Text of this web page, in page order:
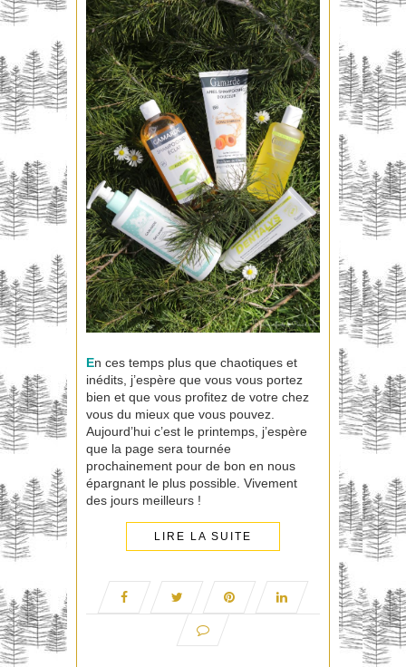
En ces temps plus que chaotiques et
inédits, j’espère que vous vous portez
bien et que vous profitez de votre chez
vous du mieux que vous pouvez.
Aujourd’hui c’est le printemps, j’espère
que la page sera tournée
prochainement pour de bon en nous
épargnant le plus possible. Vivement
des jours meilleurs !
LIRE LA SUITE